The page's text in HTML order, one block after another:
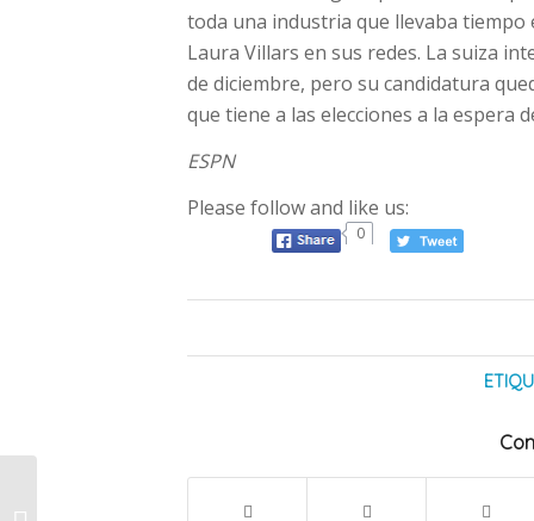
toda una industria que llevaba tiempo
Laura Villars en sus redes. La suiza
de diciembre, pero su candidatura
que tiene a las elecciones a la espera
ESPN
Please follow and like us:
0